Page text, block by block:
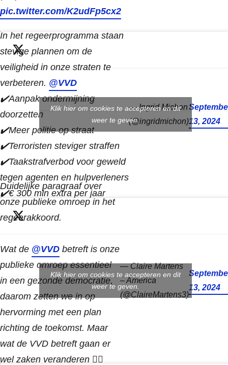
pic.twitter.com/K2udFp5cx2
In het regeerprogramma staan
stevige plannen om de
veiligheid in onze straten te
verbeteren. @VVD
✔️Aanpak ondermijning
doorzetten
✔️Meer politie op straat
✔️Terroristen steviger straffen
✔️Taakstrafverbod voor geweld
tegen agenten en hulpverleners
✔️€ 300 mln extra per jaar
— Ingrid Michon
(@ingridmichon)13, 2024
Klik hier om cookies te accepteren en dit
weer te geven.
Duidelijke paragraaf over
onze publieke omroep in het
regeerakkoord.
Wat de @VVD betreft is onze
publieke omroep essentieel
in een gezonde democratie,
daarom zetten we in op
hervorming met een plan
richting de toekomst. Maar
wat de VVD betreft gaan er
wel zaken veranderen 👇🏻
— Claire Martens
– America
(@ClaireMartens3)
13, 2024
Klik hier om cookies te accepteren en dit
weer te geven.